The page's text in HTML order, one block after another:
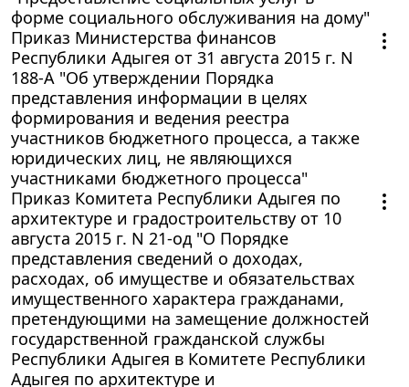
форме социального обслуживания на дому"
Приказ Министерства финансов
Республики Адыгея от 31 августа 2015 г. N
188-А "Об утверждении Порядка
представления информации в целях
формирования и ведения реестра
участников бюджетного процесса, а также
юридических лиц, не являющихся
участниками бюджетного процесса"
Приказ Комитета Республики Адыгея по
архитектуре и градостроительству от 10
августа 2015 г. N 21-од "О Порядке
представления сведений о доходах,
расходах, об имуществе и обязательствах
имущественного характера гражданами,
претендующими на замещение должностей
государственной гражданской службы
Республики Адыгея в Комитете Республики
Адыгея по архитектуре и